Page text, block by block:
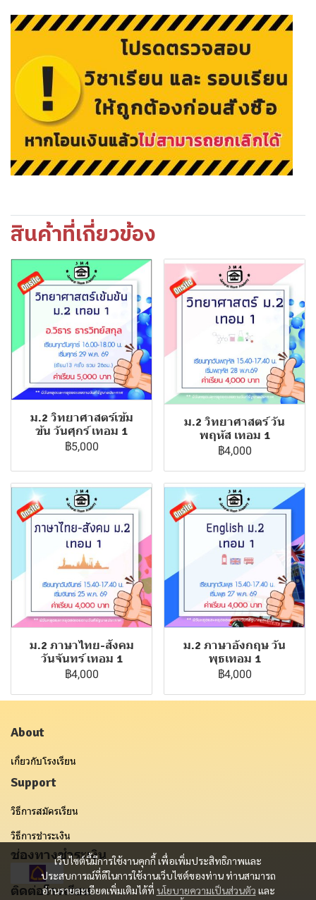
สินค้าที่เกี่ยวข้อง
ม.2 วิทยาศาสตร์เข้ม
ข้น วันศุกร์ เทอม 1
฿5,000
ม.2 วิทยาศาสตร์ วัน
พฤหัส เทอม 1
฿4,000
ม.2 ภาษาไทย-สังคม
วันจันทร์ เทอม 1
฿4,000
ม.2 ภาษาอังกฤษ วัน
พุธเทอม 1
฿4,000
เว็บไซต์นี้มีการใช้งานคุกกี้ เพื่อเพิ่มประสิทธิภาพและ
ประสบการณ์ที่ดีในการใช้งานเว็บไซต์ของท่าน ท่านสามารถ
อ่านรายละเอียดเพิ่มเติมได้ที่ นโยบายความเป็นส่วนตัว และ
About
เกี่ยวกับโรงเรียน
Support
วิธีการสมัครเรียน
วิธีการชำระเงิน
ช่องทางชำระเงิน
ติดต่อโรงเรียน